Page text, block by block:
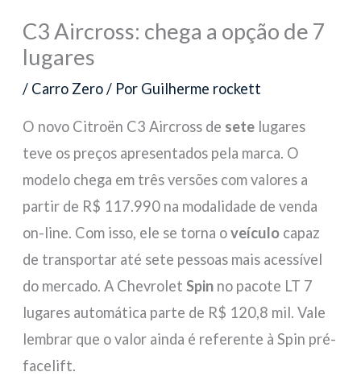
C3 Aircross: chega a opção de 7
lugares
/ Carro Zero/ Por Guilherme rockett
O novo Citroën C3 Aircross de sete lugares
teve os preços apresentados pela marca. O
modelo chega em três versões com valores a
partir de R$ 117.990 na modalidade de venda
on-line. Com isso, ele se torna oveículo capaz
de transportar até sete pessoas mais acessível
do mercado. A ChevroletSpin no pacote LT 7
lugares automática parte de R$ 120,8 mil. Vale
lembrar que o valor ainda é referente à Spin pré-
facelift.